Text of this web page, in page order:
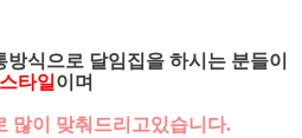
식으로 달임집을 하시는 분들이
타일이며
많이 맞춰드리고있습니다.